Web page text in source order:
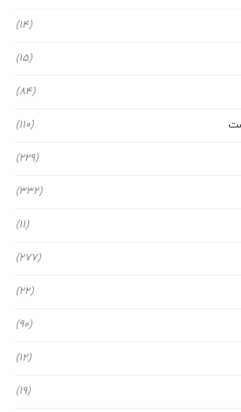
(14)
(15)
(84)
(110)
(229)
(332)
(11)
(277)
(22)
(90)
(12)
(19)